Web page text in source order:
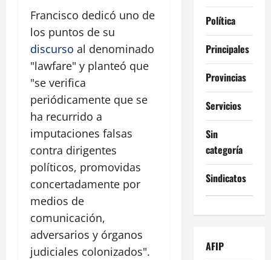
Francisco dedicó uno de
los puntos de su
discurso al denominado
"lawfare" y planteó que
"se verifica
periódicamente que se
ha recurrido a
imputaciones falsas
contra dirigentes
políticos, promovidas
concertadamente por
medios de
comunicación,
adversarios y órganos
judiciales colonizados".
Política
Principales
Provincias
Servicios
Sin
categoría
Sindicatos
AFIP